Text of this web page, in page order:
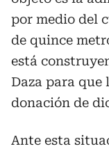
por medio del
de quince
está
Daza para
donación de
Ante esta